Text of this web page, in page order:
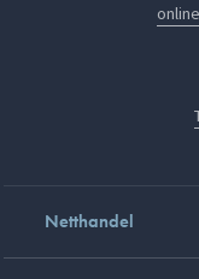
Netthandel